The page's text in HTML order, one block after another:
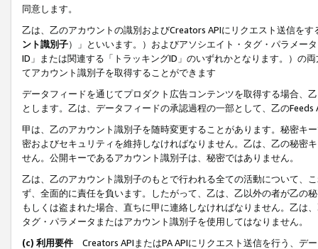
同意します。
乙は、乙のアカウントの識別およびCreators APIにリクエスト送信を
ント識別子）」といいます。）およびアソシエイト・タグ・パラメー
ID」または関連する「トラッキングID」のいずれかとなります。）の
てアカウント識別子を取得することができます
データフィードを通じてプロダクト広告コンテンツを取得する場合、
とします。乙は、データフィードの承認過程の一部として、乙の
甲は、乙のアカウント識別子を随時変更することがあります。秘密キ
密およびセキュリティを維持しなければなりません。乙は、乙の秘密
せん。公開キーであるアカウント識別子は、秘密ではありません。
乙は、乙のアカウント識別子のもとで行われる全ての活動について、
ず、全面的に責任を負います。したがって、乙は、乙以外の者が乙の
もしくは盗まれた場合、直ちに甲に連絡しなければなりません。乙は
タグ・パラメータまたはアカウント識別子を使用してはなりません。
(c) 利用要件 Creators APIまたはPA APIにリクエスト送信を行う、デ